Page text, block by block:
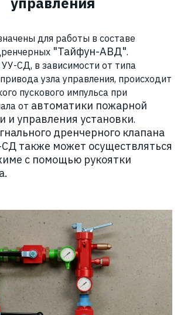
для работы в составе
"Тайфун-АВД".
СД, в зависимости от типа
узла управления, происходит
пускового импульса при
от автоматики пожарной
и управления установки.
дренчерного клапана
СД также может осуществляться
с помощью рукоятки